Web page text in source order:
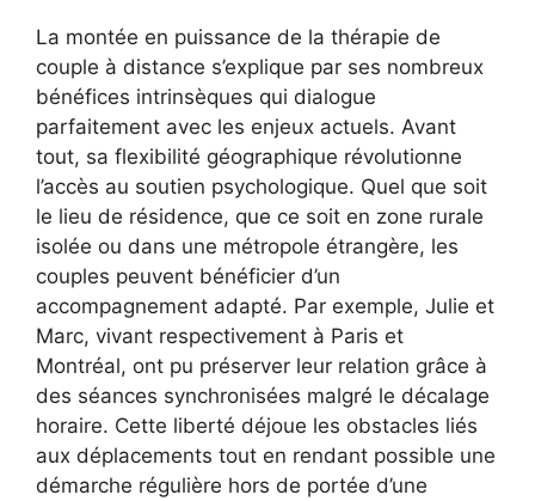
La montée en puissance de la thérapie de
couple à distance s’explique par ses nombreux
bénéfices intrinsèques qui dialogue
parfaitement avec les enjeux actuels. Avant
tout, sa flexibilité géographique révolutionne
l’accès au soutien psychologique. Quel que soit
le lieu de résidence, que ce soit en zone rurale
isolée ou dans une métropole étrangère, les
couples peuvent bénéficier d’un
accompagnement adapté. Par exemple, Julie et
Marc, vivant respectivement à Paris et
Montréal, ont pu préserver leur relation grâce à
des séances synchronisées malgré le décalage
horaire. Cette liberté déjoue les obstacles liés
aux déplacements tout en rendant possible une
démarche régulière hors de portée d’une